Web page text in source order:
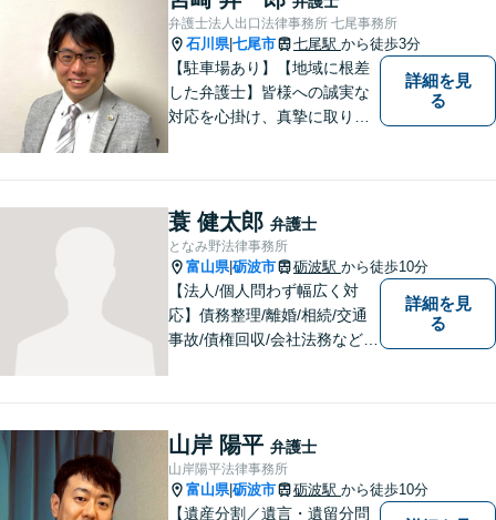
弁護士法人出口法律事務所 七尾事務所
石川県|七尾市 七尾駅 から徒歩3分
【駐車場あり】【地域に根差
した弁護士】皆様への誠実な
対応を心掛け、真摯に取り組
法的サービスを提供しており
ますので，どうぞ宜しくお願
い申し上げます。
詳細を見
る
蓑 健太郎 弁護士
となみ野法律事務所
富山県|砺波市 砺波駅 から徒歩10分
【法人/個人問わず幅広く対
応】債務整理/離婚/相続/交通
事故/債権回収/会社法務など幅
ますので、ぜひ一度ご相談く
ださい。【JR「砺波駅」10
分】
詳細を見
る
山岸 陽平 弁護士
山岸陽平法律事務所
富山県|砺波市 砺波駅 から徒歩10分
【遺産分割／遺言・遺留分問